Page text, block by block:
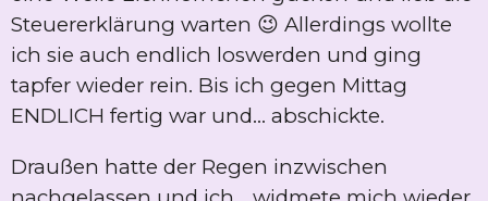
Steuererklärung warten 😉 Allerdings wollte
ich sie auch endlich loswerden und ging
tapfer wieder rein. Bis ich gegen Mittag
ENDLICH fertig war und... abschickte.
Draußen hatte der Regen inzwischen